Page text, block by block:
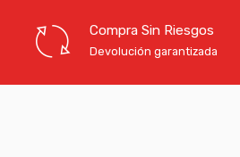
Compra Sin Riesgos
Devolución garantizada